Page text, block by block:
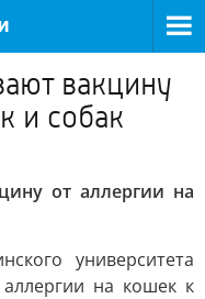
вакцину
и собак
от аллергии на
университета
на кошек к